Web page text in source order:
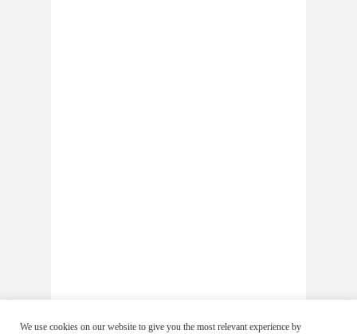
We use cookies on our website to give you the most relevant experience by